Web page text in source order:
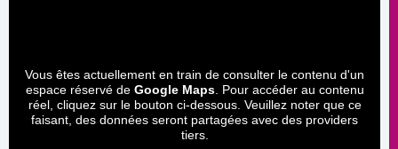
Vous êtes actuellement en train de consulter le contenu d'un
espace réservé de Google Maps. Pour accéder au contenu
réel, cliquez sur le bouton ci-dessous. Veuillez noter que ce
faisant, des données seront partagées avec des providers
tiers.